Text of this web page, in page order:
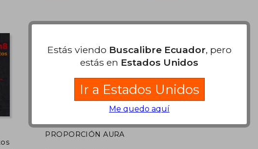
$ 44.97
40%
dcto.
$ 56.86
$ 34.12
40%
dcto.
PROPORCIÓN AURA
Estás viendo Buscalibre Ecuador, pero
estás en Estados Unidos
Ir a Estados Unidos
Me quedo aquí